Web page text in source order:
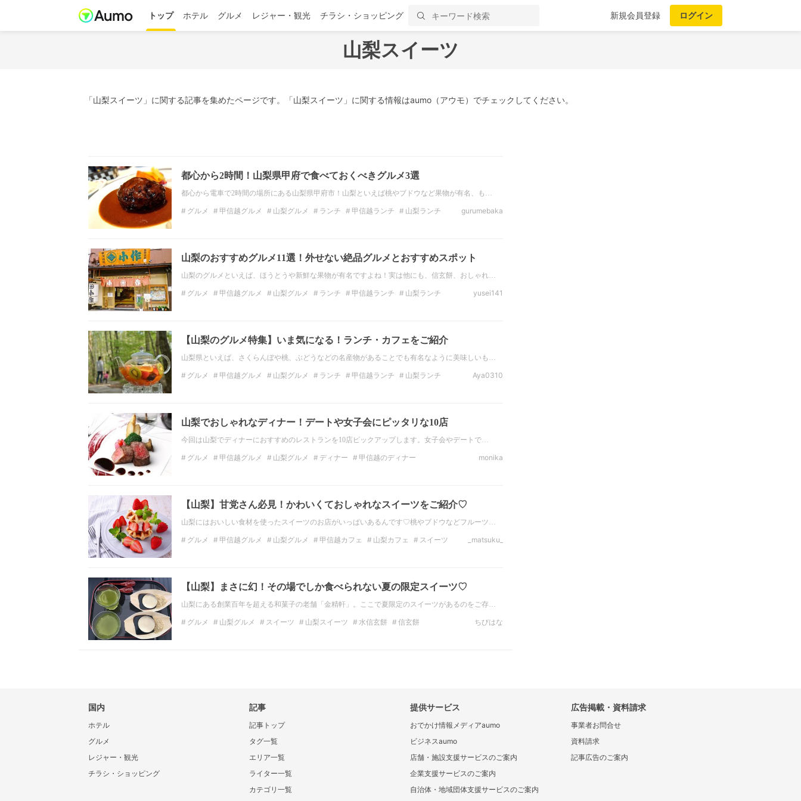
トップ ホテル グルメ レジャー・観光 チラシ・ショッピング 新規会員登録 ログイン
山梨スイーツ
「山梨スイーツ」に関する記事を集めたページです。「山梨スイーツ」に関する情報はaumo（アウモ）でチェックしてください。
都心から2時間！山梨県甲府で食べておくべきグルメ3選
都心から電車で2時間の場所にある山梨県甲府市！山梨といえば桃やブドウなど果物が有名、も…
グルメ 甲信越グルメ 山梨グルメ ランチ 甲信越ランチ
山梨ランチ
gurumebaka
山梨のおすすめグルメ11選！外せない絶品グルメとおすすめスポット
山梨のグルメといえば、ほうとうや新鮮な果物が有名ですよね！実は他にも、信玄餅、おしゃれ…
グルメ 甲信越グルメ 山梨グルメ ランチ 甲信越ランチ
山梨ランチ
yusei141
【山梨のグルメ特集】いま気になる！ランチ・カフェをご紹介
山梨県といえば、さくらんぼや桃、ぶどうなどの名産物があることでも有名なように美味しいも…
グルメ 甲信越グルメ 山梨グルメ ランチ 甲信越ランチ
山梨ランチ
Aya0310
山梨でおしゃれなディナー！デートや女子会にピッタリな10店
今回は山梨でディナーにおすすめのレストランを10店ピックアップします。女子会やデートで…
グルメ 甲信越グルメ 山梨グルメ ディナー
甲信越のディナー
monika
【山梨】甘党さん必見！かわいくておしゃれなスイーツをご紹介♡
山梨にはおいしい食材を使ったスイーツのお店がいっぱいあるんです♡桃やブドウなどフルーツ…
グルメ 甲信越グルメ 山梨グルメ 甲信越カフェ 山梨カフェ
スイーツ
_matsuku_
【山梨】まさに幻！その場でしか食べられない夏の限定スイーツ♡
山梨にある創業百年を超える和菓子の老舗「金精軒」。ここで夏限定のスイーツがあるのをご存…
グルメ 山梨グルメ スイーツ 山梨スイーツ 水信玄餅 信玄餅 ちびはな
国内
ホテル
グルメ
レジャー・観光
チラシ・ショッピング
記事
記事トップ
タグ一覧
エリア一覧
ライター一覧
カテゴリ一覧
提供サービス
おでかけ情報メディアaumo
ビジネスaumo
店舗・施設支援サービスのご案内
企業支援サービスのご案内
自治体・地域団体支援サービスのご案内
広告掲載・資料請求
事業者お問合せ
資料請求
記事広告のご案内